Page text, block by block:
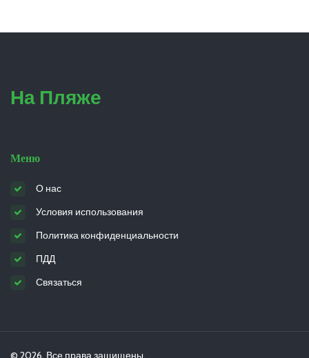
На Пляже
Меню
О нас
Условия использования
Политика конфиденциальности
ПДД
Связаться
© 2026. Все права защищены.